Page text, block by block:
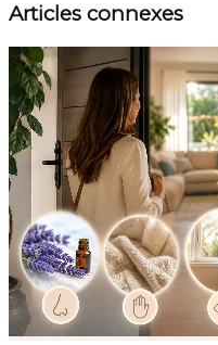
Articles connexes